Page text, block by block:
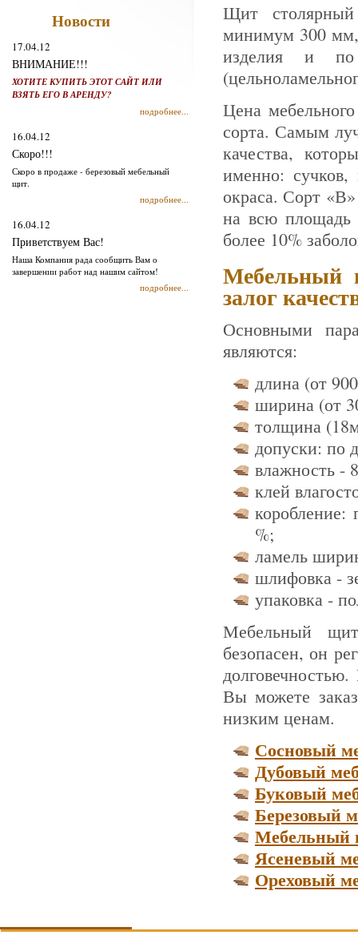
Новости
17.04.12
ВНИМАНИЕ!!!
ХОТИТЕ КУПИТЬ ЭТОТ САЙТ ИЛИ
ВЗЯТЬ ЕГО В АРЕНДУ?
подробнее...
16.04.12
Скоро!!!
Скоро в продаже - березовый мебельный
щит.
подробнее...
16.04.12
Приветствуем Вас!
Наша Компания рада сообщить Вам о
завершении работ над нашим сайтом!
подробнее...
Щит
минимум 300
изделия и
Цена
сорта. Самым
качества,
именно: сучков,
окраса. Сорт
на всю площадь
более 10%
Мебельный
залог
Основными
являются:
длина (от
ширина (от
толщина
допуски: по
влажность -
клей
коробление:
%;
ламель
шлифовка -
упаковка -
Мебельный
безопасен, он
Вы можете
низким ценам.
Сосновый
Дубовый
Буковый
Березовый
Мебельный
Ясеневый
Ореховый